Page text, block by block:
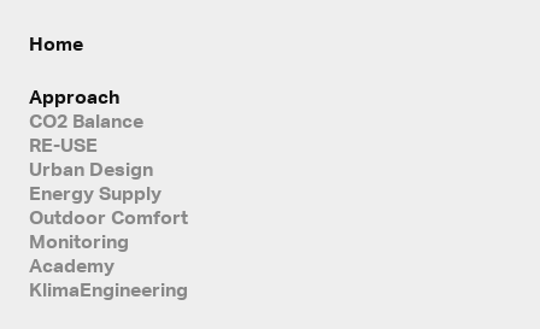
Home
Approach
CO2 Balance
RE-USE
Urban Design
Energy Supply
Outdoor Comfort
Monitoring
Academy
KlimaEngineering